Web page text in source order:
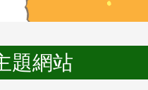
題網站